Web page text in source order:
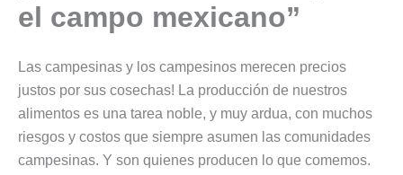
el campo mexicano”
Las campesinas y los campesinos merecen precios
justos por sus cosechas! La producción de nuestros
alimentos es una tarea noble, y muy ardua, con muchos
riesgos y costos que siempre asumen las comunidades
campesinas. Y son quienes producen lo que comemos.